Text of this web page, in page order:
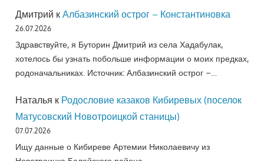
Дмитрий к Албазинский острог – Константиновка
26.07.2026
Здравствуйте, я Буторин Дмитрий из села Хадабулак,
хотелось бы узнать побольше информации о моих предках,
родоначальниках. Источник: Албазинский острог –…
Наталья к Родословие казаков Кибиревых (поселок
Матусовский Новотроицкой станицы)
07.07.2026
Ищу данные о Кибиреве Артемии Николаевичу из